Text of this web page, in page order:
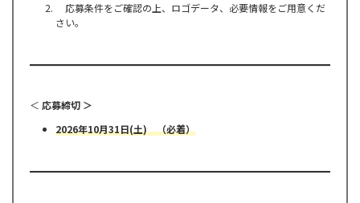
応募条件をご確認の上、ロゴデータ、必要情報をご用意くだ
さい。
＜ 応募締切 ＞
2026年10月31日(土) （必着）